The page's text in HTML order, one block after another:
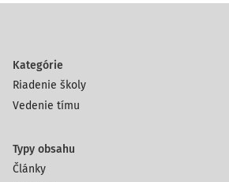
Kategórie
Riadenie školy
Vedenie tímu
Typy obsahu
Články